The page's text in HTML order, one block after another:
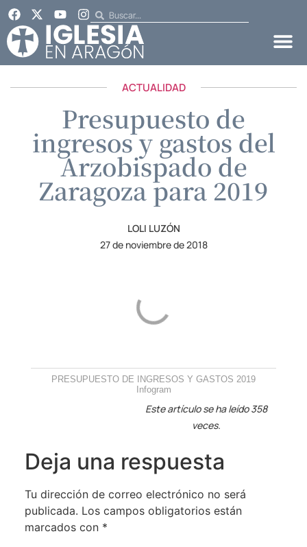
ACTUALIDAD
Presupuesto de
ingresos y gastos del
Arzobispado de
Zaragoza para 2019
LOLI LUZÓN
27 de noviembre de 2018
PRESUPUESTO DE INGRESOS Y GASTOS 2019
Infogram
Este artículo se ha leído 358
veces.
Deja una respuesta
Tu dirección de correo electrónico no será
publicada. Los campos obligatorios están
marcados con *